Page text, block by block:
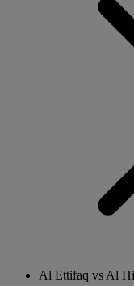
Al Ettifaq vs Al